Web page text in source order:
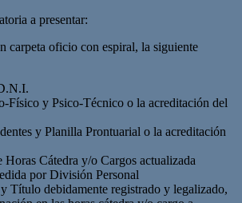
a presentar:
carpeta oficio con espiral, la siguiente
Físico y Psico-Técnico o la acreditación del
y Planilla Prontuarial o la acreditación
Horas Cátedra y/o Cargos actualizada
por División Personal
Título debidamente registrado y legalizado,